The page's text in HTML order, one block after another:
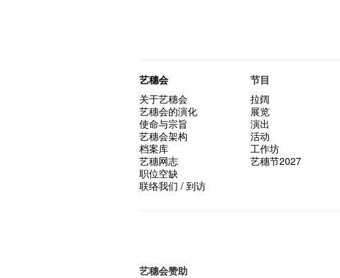
艺穗会
关于艺穗会
艺穗会的演化
使命与宗旨
艺穗会架构
档案库
艺穗网志
职位空缺
联络我们 / 到访
节目
拉阔
展览
演出
活动
工作坊
艺穗节2027
艺穗会赞助